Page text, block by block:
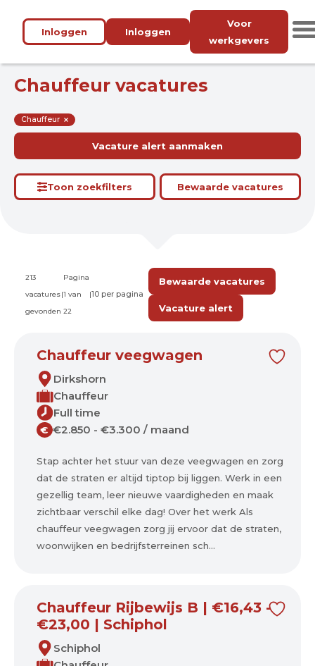
Inloggen Inloggen
Voor
werkgevers
Chauffeur vacatures
Chauffeur
Vacature alert aanmaken
Toon zoekfilters Bewaarde vacatures
213
vacatures
gevonden
|
Pagina
1 van
22
|
Bewaarde vacatures
Vacature alert
Chauffeur veegwagen
Dirkshorn
Chauffeur
Full time
€ €2.850 - €3.300 / maand
Stap achter het stuur van deze veegwagen en zorg
dat de straten er altijd tiptop bij liggen. Werk in een
gezellig team, leer nieuwe vaardigheden en maak
zichtbaar verschil elke dag! Over het werk Als
chauffeur veegwagen zorg jij ervoor dat de straten,
woonwijken en bedrijfsterreinen sch...
Chauffeur Rijbewijs B | €16,43 -
€23,00 | Schiphol
Schiphol